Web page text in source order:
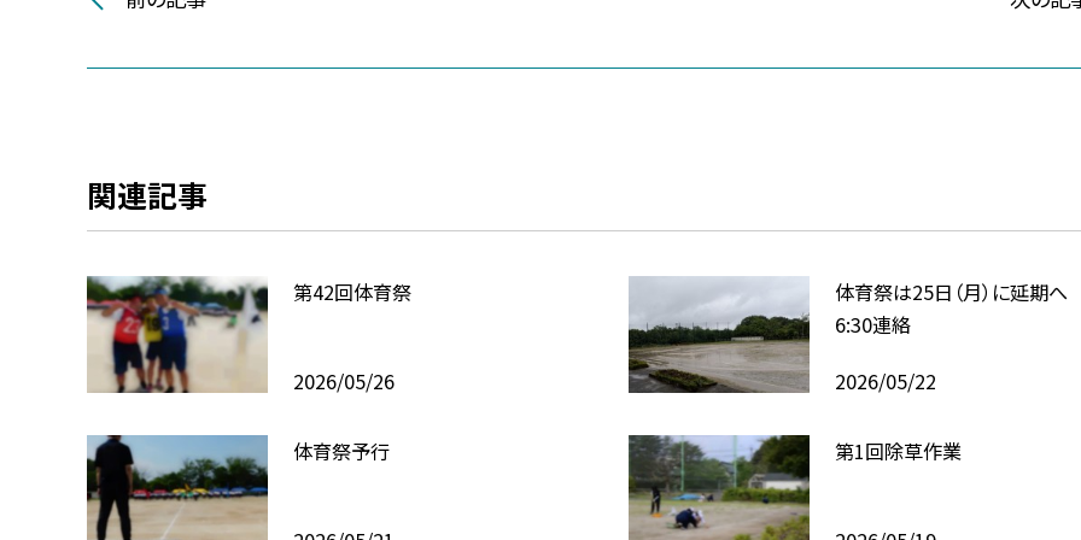
関連記事
第42回体育祭
2026/05/26
体育祭は25日（月）に延期
6:30連絡
2026/05/22
体育祭予行 第1回除草作業